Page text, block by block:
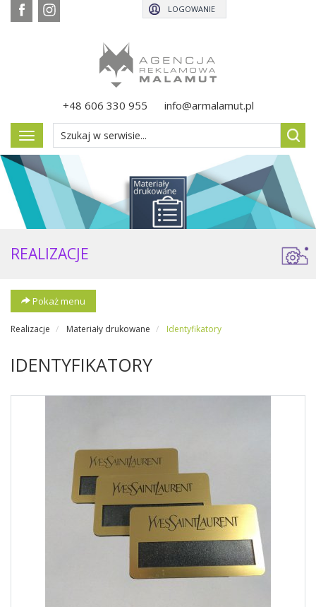
+48 606 330 955 info@armalamut.pl
LOGOWANIE
Pokaż
menu
REALIZACJE
Pokaż menu
Realizacje Materiały drukowane Identyfikatory
IDENTYFIKATORY